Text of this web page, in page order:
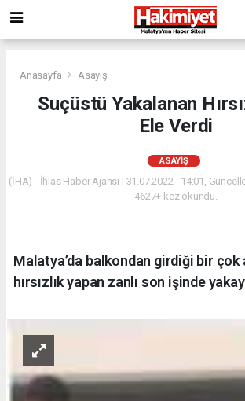
Anasayfa Asayiş
Suçüstü Yakalanan
Ele Verdi
ASAYIŞ
(İHA) - İhlas Haber Ajansı | 31.07.2022 - 14:01,
4627+ kez okundu.
Malatya’da balkondan girdiği bir çok
hırsızlık yapan zanlı son işinde